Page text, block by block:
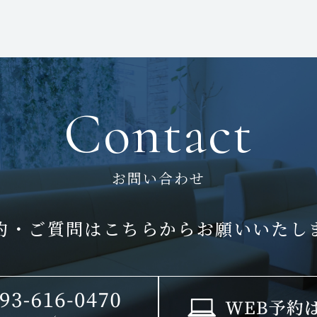
Contact
お問い合わせ
・ご質問はこちらからお願いいたし